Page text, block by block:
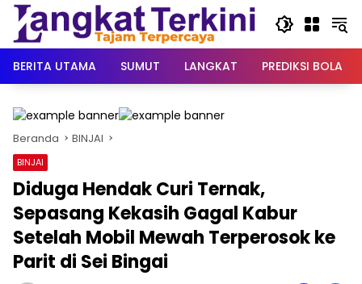
Langsung
konten
BERITA UTAMA
SUMUT LANGKAT PREDIKSI BOLA
Beranda BINJAI
BINJAI
Diduga Hendak Curi Ternak,
Sepasang Kekasih Gagal Kabur
Setelah Mobil Mewah Terperosok ke
Parit di Sei Bingai